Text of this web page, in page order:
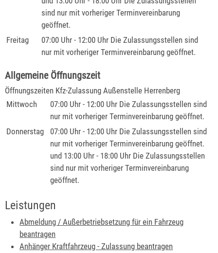
sind nur mit vorheriger Terminvereinbarung
geöffnet.
Freitag
07:00 Uhr - 12:00 Uhr Die Zulassungsstellen sind
nur mit vorheriger Terminvereinbarung geöffnet.
Allgemeine Öffnungszeit
Öffnungszeiten Kfz-Zulassung Außenstelle Herrenberg
Mittwoch
07:00 Uhr - 12:00 Uhr Die Zulassungsstellen sind
nur mit vorheriger Terminvereinbarung geöffnet.
Donnerstag
07:00 Uhr - 12:00 Uhr Die Zulassungsstellen sind
nur mit vorheriger Terminvereinbarung geöffnet.
und 13:00 Uhr - 18:00 Uhr Die Zulassungsstellen
sind nur mit vorheriger Terminvereinbarung
geöffnet.
Leistungen
Abmeldung / Außerbetriebsetzung für ein Fahrzeug
beantragen
Anhänger Kraftfahrzeug - Zulassung beantragen